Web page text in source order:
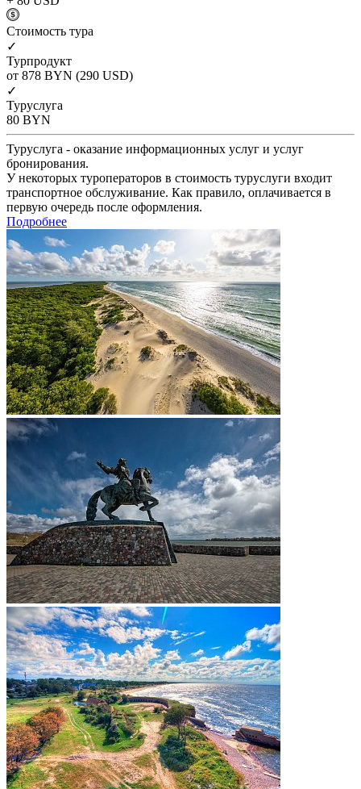
Cтоимость тура
✓
Турпродукт
от 878 BYN (290 USD)
✓
Туруслуга
80 BYN
Туруслуга - оказание информационных услуг и услуг
бронирования.
У некоторых туроператоров в стоимость туруслуги входит
транспортное обслуживание. Как правило, оплачивается в
первую очередь после оформления.
Подробнее